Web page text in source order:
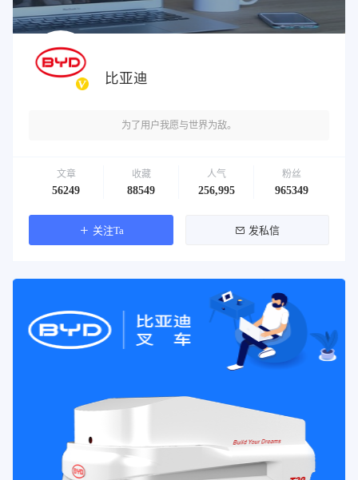
比亚迪
为了用户我愿与世界为敌。
文章
56249
收藏
88549
人气
256,995
粉丝
965349
关注Ta 发私信